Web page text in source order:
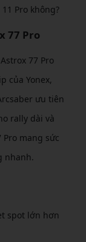
Pro không?
77 Pro
77 Pro
của Yonex,
ưu tiên
rally dài và
mang sức
nhanh.
spot lớn hơn